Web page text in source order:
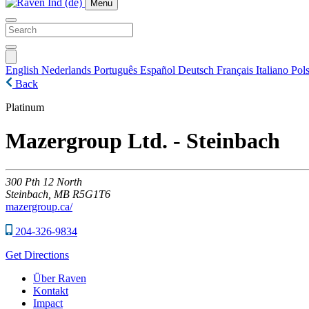
Menu
English Nederlands Português Español Deutsch Français Italiano
Back
Platinum
Mazergroup Ltd. - Steinbach
300 Pth 12 North
Steinbach, MB R5G1T6
mazergroup.ca/
204-326-9834
Get Directions
Über Raven
Kontakt
Impact